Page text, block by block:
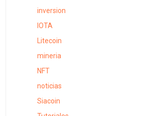
inversion
IOTA
Litecoin
mineria
NFT
noticias
Siacoin